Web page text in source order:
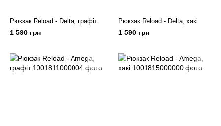
Рюкзак Reload - Delta, графіт
1 590 грн
Рюкзак Reload - Delta, хакі
1 590 грн